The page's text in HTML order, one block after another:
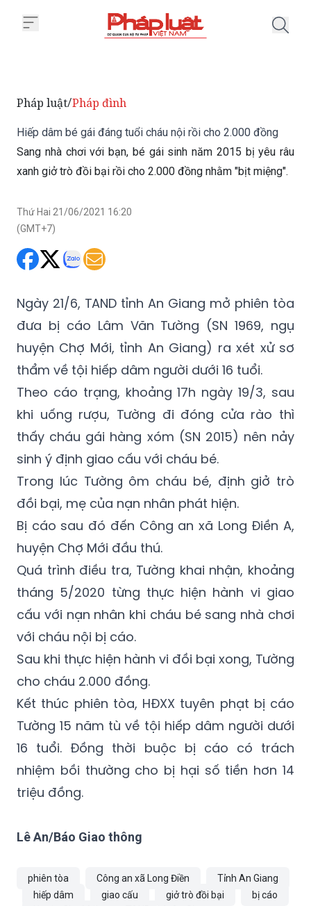
Pháp luật/Pháp đình
Hiếp dâm bé gái đáng tuổi cháu nội rồi cho 2.000 đồng
xanh giở trò đồi bại rồi cho 2.000 đồng nhằm "bịt miệng".
Thứ Hai 21/06/2021 16:20
Ngày 21/6, TAND tỉnh An Giang mở phiên tòa
đưa bị cáo Lâm Văn Tường (SN 1969, ngụ
huyện Chợ Mới, tỉnh An Giang) ra xét xử sơ
thẩm về tội hiếp dâm người dưới 16 tuổi.
Theo cáo trạng, khoảng 17h ngày 19/3, sau
khi uống rượu, Tường đi đóng cửa rào thì
thấy cháu gái hàng xóm (SN 2015) nên nảy
sinh ý định giao cấu với cháu bé.
Trong lúc Tường ôm cháu bé, định giở trò
đồi bại, mẹ của nạn nhân phát hiện.
Bị cáo sau đó đến Công an xã Long Điền A,
huyện Chợ Mới đầu thú.
Quá trình điều tra, Tường khai nhận, khoảng
tháng 5/2020 từng thực hiện hành vi giao
cấu với nạn nhân khi cháu bé sang nhà chơi
với cháu nội bị cáo.
Sau khi thực hiện hành vi đồi bại xong, Tường
cho cháu 2.000 đồng.
Kết thúc phiên tòa, HĐXX tuyên phạt bị cáo
Tường 15 năm tù về tội hiếp dâm người dưới
16 tuổi. Đồng thời buộc bị cáo có trách
triệu đồng.
Lê An/Báo Giao thông